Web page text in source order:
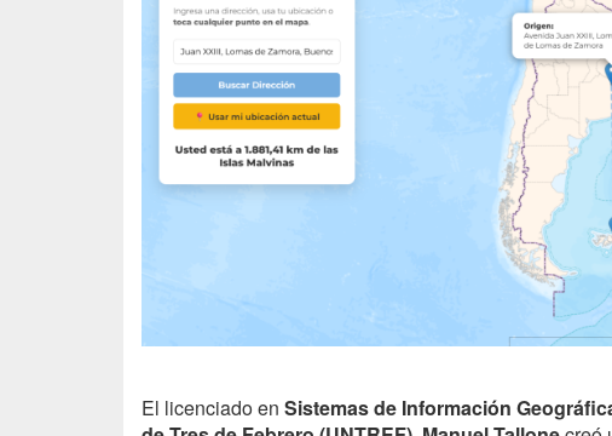
El licenciado en Sistemas de Información